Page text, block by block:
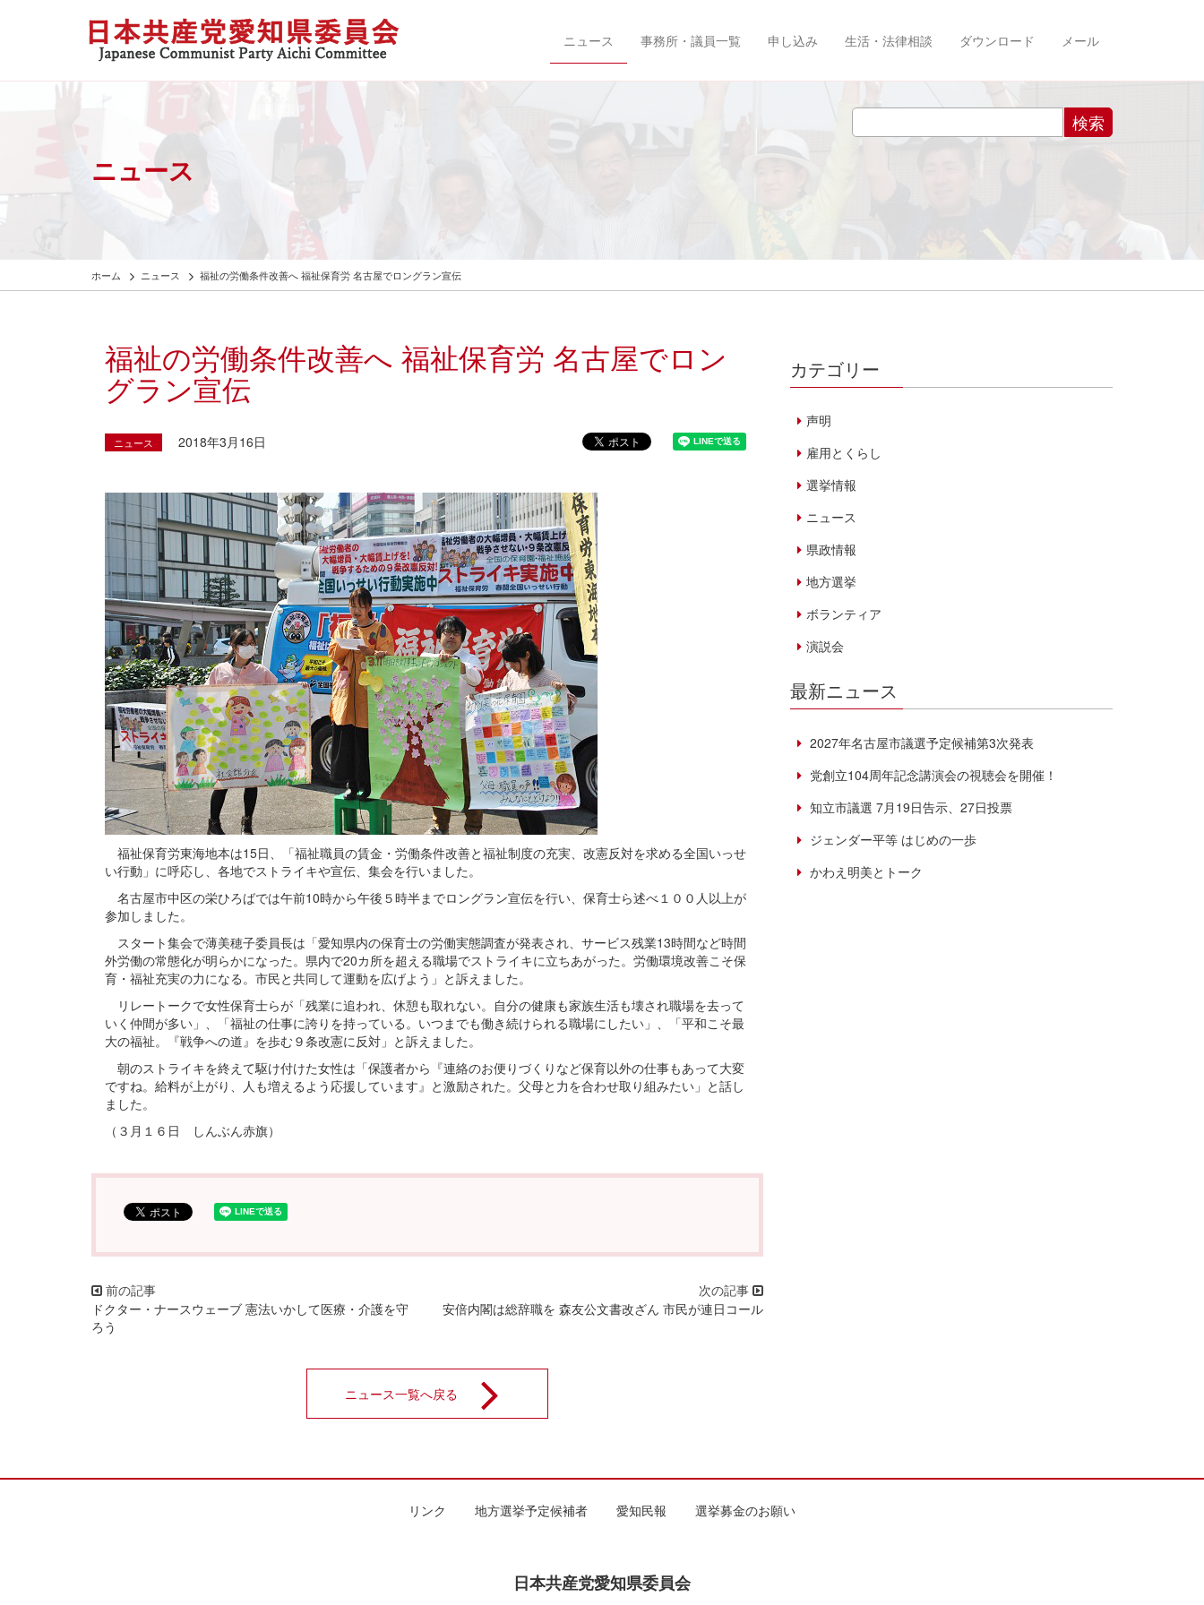
ニュース 事務所・議員一覧 申し込み 生活・法律相談 ダウンロード メール
ニュース
ホーム ニュース 福祉の労働条件改善へ 福祉保育労 名古屋でロングラン宣伝
福祉の労働条件改善へ 福祉保育労 名古屋でロン
グラン宣伝
ニュース 2018年3月16日
福祉保育労東海地本は15日、「福祉職員の賃金・労働条件改善と福祉制度の充実、改憲反対を求める全国いっせ
い行動」に呼応し、各地でストライキや宣伝、集会を行いました。
名古屋市中区の栄ひろばでは午前10時から午後５時半までロングラン宣伝を行い、保育士ら述べ１００人以上が
参加しました。
スタート集会で薄美穂子委員長は「愛知県内の保育士の労働実態調査が発表され、サービス残業13時間など時間
外労働の常態化が明らかになった。県内で20カ所を超える職場でストライキに立ちあがった。労働環境改善こそ保
育・福祉充実の力になる。市民と共同して運動を広げよう」と訴えました。
リレートークで女性保育士らが「残業に追われ、休憩も取れない。自分の健康も家族生活も壊され職場を去って
いく仲間が多い」、「福祉の仕事に誇りを持っている。いつまでも働き続けられる職場にしたい」、「平和こそ最
大の福祉。『戦争への道』を歩む９条改憲に反対」と訴えました。
朝のストライキを終えて駆け付けた女性は「保護者から『連絡のお便りづくりなど保育以外の仕事もあって大変
ですね。給料が上がり、人も増えるよう応援しています』と激励された。父母と力を合わせ取り組みたい」と話し
ました。
（３月１６日 しんぶん赤旗）
ドクター・ナースウェーブ 憲法いかして医療・介護を守
ろう
安倍内閣は総辞職を 森友公文書改ざん 市民が連日コール
ニュース一覧へ戻る
カテゴリー
声明
雇用とくらし
選挙情報
ニュース
県政情報
地方選挙
ボランティア
演説会
最新ニュース
2027年名古屋市議選予定候補第3次発表
党創立104周年記念講演会の視聴会を開催！
知立市議選 7月19日告示、27日投票
ジェンダー平等 はじめの一歩
かわえ明美とトーク
リンク 地方選挙予定候補者 愛知民報 選挙募金のお願い
日本共産党愛知県委員会